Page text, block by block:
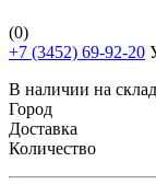
(0)
+7 (3452) 69-92-20
В наличии на
Город
Доставка
Количество